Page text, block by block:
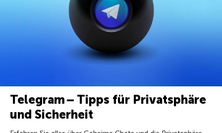
Telegram – Tipps für Privatsphäre
und Sicherheit